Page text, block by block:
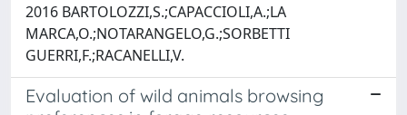
2016 BARTOLOZZI,S.;CAPACCIOLI,A.;LA
MARCA,O.;NOTARANGELO,G.;SORBETTI
GUERRI,F.;RACANELLI,V.
Evaluation of wild animals browsing